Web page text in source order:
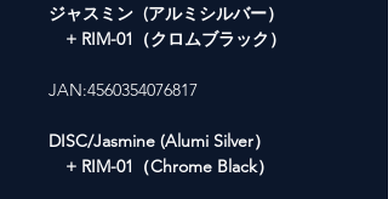
ジャスミン (アルミシルバー）
+ RIM-01（クロムブラック）
JAN:4560354076817
DISC/Jasmine (Alumi Silver）
+ RIM-01（Chrome Black）